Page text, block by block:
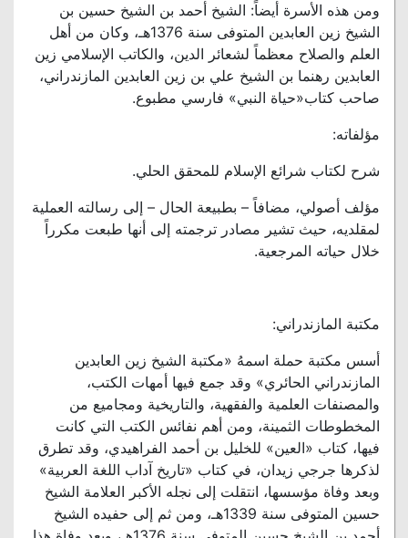
ومن هذه الأسرة أيضاً: الشيخ أحمد بن الشيخ حسين بن
الشيخ زين العابدين المتوفى سنة 1376هـ، وكان من أهل
العلم والصلاح معظماً لشعائر الدين، والكاتب الإسلامي زين
العابدين رهنما بن الشيخ علي بن زين العابدين المازندراني،
صاحب كتاب«حياة النبي» فارسي مطبوع.
مؤلفاته:
شرح لكتاب شرائع الإسلام للمحقق الحلي.
مؤلف أصولي، مضافاً – بطبيعة الحال – إلى رسالته العملية
لمقلديه، حيث تشير مصادر ترجمته إلى أنها طبعت مكرراً
خلال حياته المرجعية.
مكتبة المازندراني:
أسس مكتبة حملة اسمهُ «مكتبة الشيخ زين العابدين
المازندراني الحائري» وقد جمع فيها أمهات الكتب،
والمصنفات العلمية والفقهية، والتاريخية ومجاميع من
المخطوطات الثمينة، ومن أهم نفائس الكتب التي كانت
فيها، كتاب «العين» للخليل بن أحمد الفراهيدي، وقد تطرق
لذكرها جرجي زيدان، في كتاب «تاريخ آداب اللغة العربية»
وبعد وفاة مؤسسها، انتقلت إلى نجله الأكبر العلامة الشيخ
حسين المتوفى سنة 1339هـ، ومن ثم إلى حفيده الشيخ